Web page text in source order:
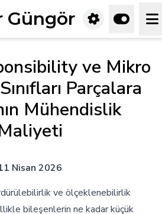
Güngör
ve Mikro
Parçalara
Mühendislik
Nisan 2026
ve ölçeklenebilirlik
bileşenlerin ne kadar küçük